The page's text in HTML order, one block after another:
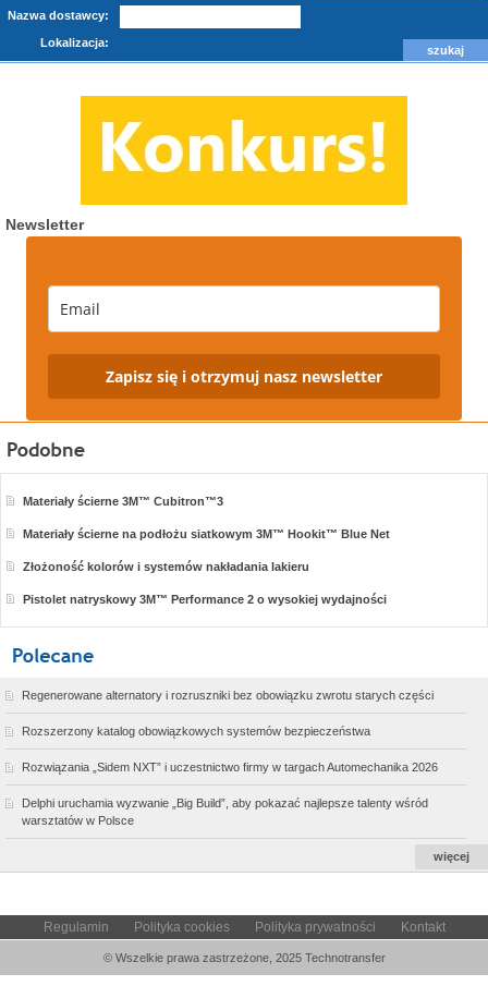
Nazwa dostawcy:
Lokalizacja:
Newsletter
Zapisz się i otrzymuj nasz newsletter
Materiały ścierne 3M™ Cubitron™3
Materiały ścierne na podłożu siatkowym 3M™ Hookit™ Blue Net
Złożoność kolorów i systemów nakładania lakieru
Pistolet natryskowy 3M™ Performance 2 o wysokiej wydajności
Regenerowane alternatory i rozruszniki bez obowiązku zwrotu starych części
Rozszerzony katalog obowiązkowych systemów bezpieczeństwa
Rozwiązania „Sidem NXT” i uczestnictwo firmy w targach Automechanika 2026
Delphi uruchamia wyzwanie „Big Build”, aby pokazać najlepsze talenty wśród
warsztatów w Polsce
więcej
Regulamin Polityka cookies Polityka prywatności Kontakt
© Wszelkie prawa zastrzeżone, 2025 Technotransfer